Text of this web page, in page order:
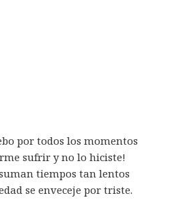
por todos los momentos
sufrir y no lo hiciste!
tiempos tan lentos
se enveceje por triste.